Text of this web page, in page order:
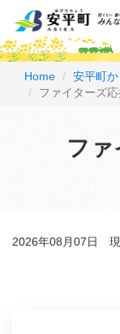
Home 安平町
ファイターズ
ファ
2026年08月07日 現